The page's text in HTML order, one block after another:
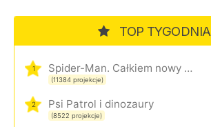
TOP TYGODNIA
1 Spider-Man. Całkiem nowy dzień
(11384 projekcje)
2 Psi Patrol i dinozaury
(8522 projekcje)